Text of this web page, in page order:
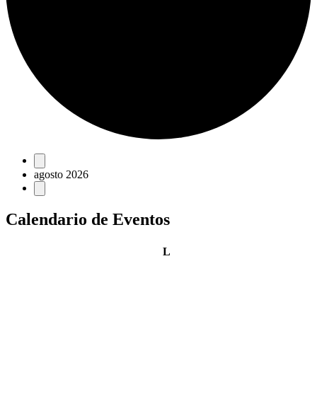
Eventos
agosto 2026
Calendario de Eventos
Llunes